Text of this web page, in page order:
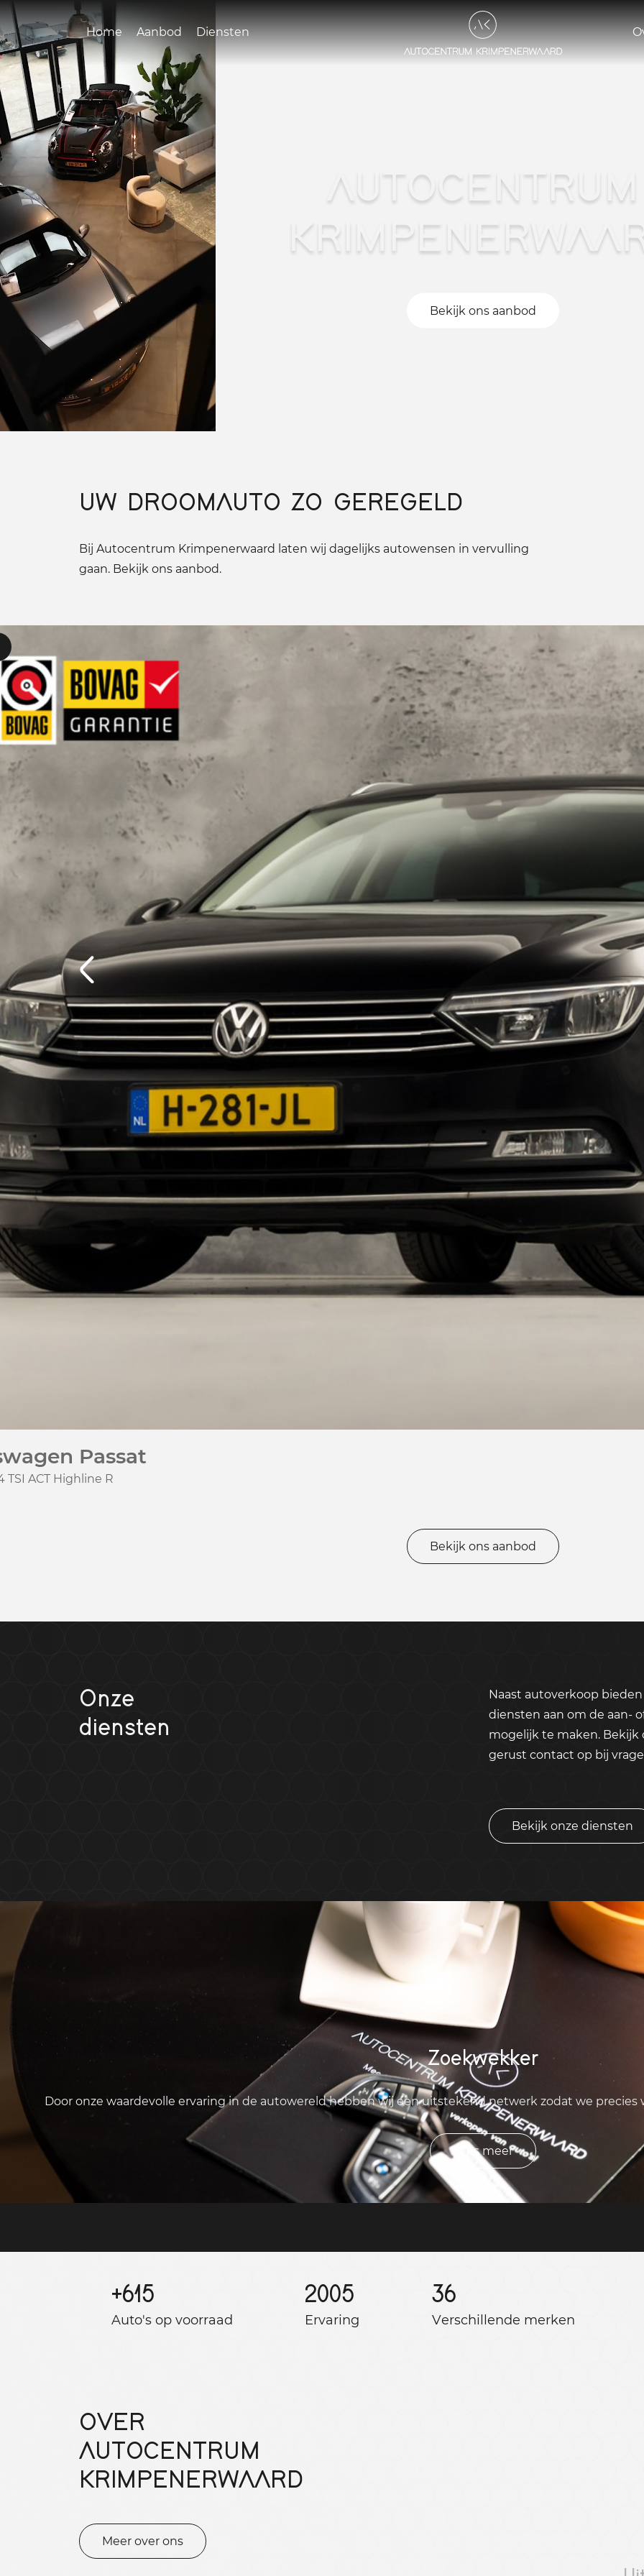
Home Aanbod Diensten
AUTOCENTRUM
Bekijk ons aanbod
UW DROOMAUTO ZO GEREGELD
Bij Autocentrum Krimpenerwaard laten wij dagelijks autowensen in vervulling
gaan. Bekijk ons aanbod.
Passat
TSI ACT Highline R
Bekijk ons aanbod
Onze
diensten
Naast autoverkoop
diensten aan om de aan-
mogelijk te maken. Bekijk
gerust contact op bij
Bekijk onze diensten
Zoekwekker
Door onze waardevolle ervaring in de autowereld hebben wij een uitstekend netwerk zodat we
Lees meer
+615
Auto's op voorraad
2005
Ervaring
36
Verschillende merken
OVER
AUTOCENTRUM
KRIMPENERWAARD
Meer over ons